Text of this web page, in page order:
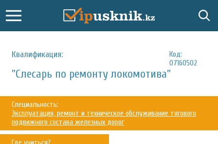
Квалификация:
Код:
07160502
"Слесарь по ремонту локомотива"
Специальность:
Эксплуатация, ремонт и техническое обслуживание тягового
подвижного состава железных дорог